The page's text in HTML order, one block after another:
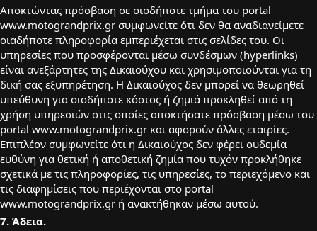
Αποκτώντας πρόσβαση σε οιοδήποτε τμήμα του portal
www.motograndprix.gr συμφωνείτε ότι δεν θα αναδιανείμετε
οιαδήποτε πληροφορία εμπεριέχεται στις σελίδες του. Οι
υπηρεσίες που προσφέρονται μέσω συνδέσμων (hyperlinks)
είναι ανεξάρτητες της Δικαιούχου και χρησιμοποιούνται για τη
δική σας εξυπηρέτηση. Η Δικαιούχος δεν μπορεί να θεωρηθεί
υπεύθυνη για οιοδήποτε κόστος ή ζημιά προκληθεί από τη
χρήση υπηρεσιών στις οποίες αποκτήσατε πρόσβαση μέσω του
portal www.motograndprix.gr και αφορούν άλλες εταιρίες.
Επιπλέον συμφωνείτε ότι η Δικαιούχος δεν φέρει ουδεμία
ευθύνη για θετική ή αποθετική ζημία που τυχόν προκλήθηκε
σχετικά με τις πληροφορίες, τις υπηρεσίες, το περιεχόμενο και
τις διαφημίσεις που περιέχονται στο portal
www.motograndprix.gr ή ανακτήθηκαν μέσω αυτού.
7. Άδεια.